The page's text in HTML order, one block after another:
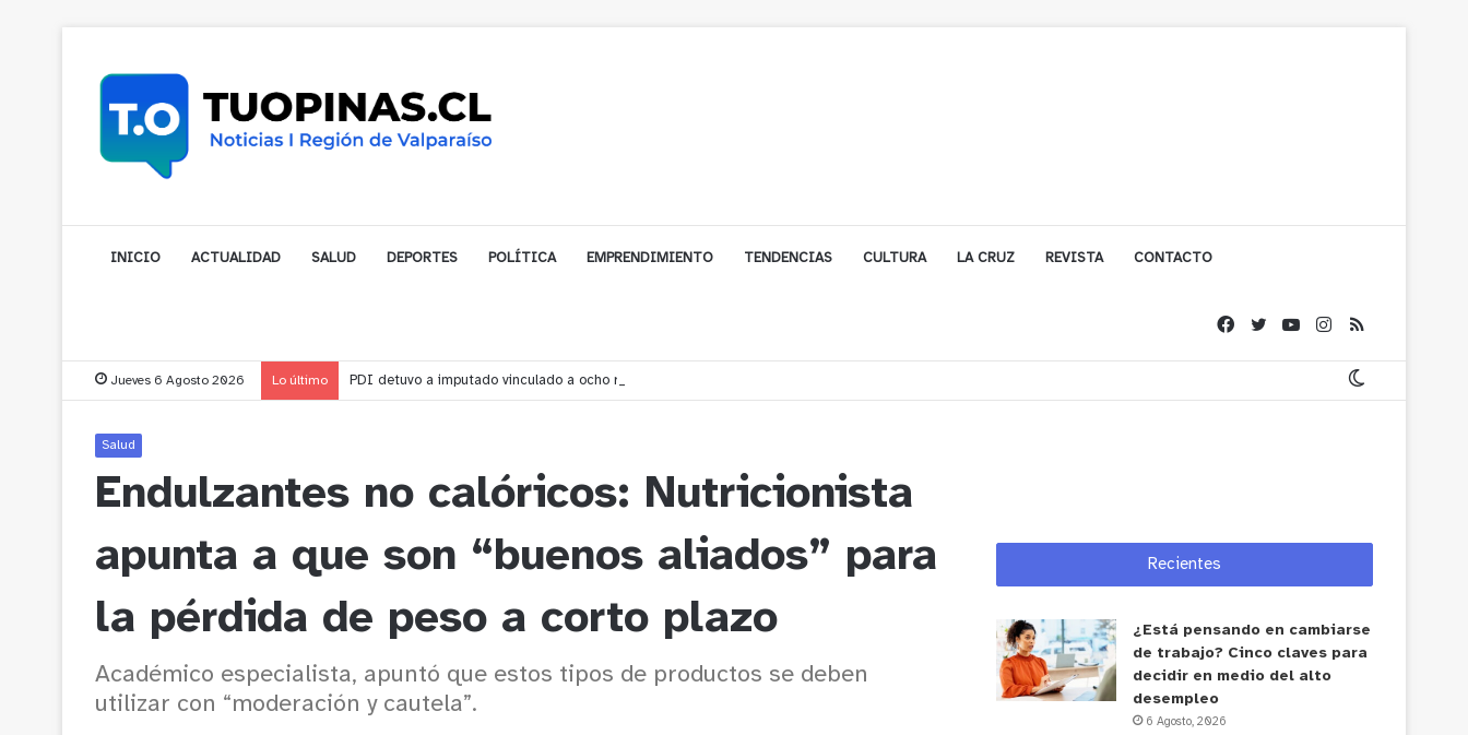
INICIO ACTUALIDAD SALUD DEPORTES POLÍTICA EMPRENDIMIENTO TENDENCIAS CULTURA LA CRUZ REVISTA CONTACTO
Jueves 6 Agosto 2026 Lo último PDI detuvo a imputado vinculado a ocho robos violentos en Placilla y Curauma
Salud
Endulzantes no calóricos: Nutricionista
apunta a que son “buenos aliados” para
la pérdida de peso a corto plazo
Académico especialista, apuntó que estos tipos de productos se deben
utilizar con “moderación y cautela”.
Recientes
¿Está pensando en cambiarse
de trabajo? Cinco claves para
decidir en medio del alto
desempleo
6 Agosto, 2026